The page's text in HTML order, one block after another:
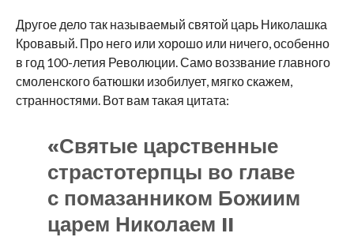
Другое дело так называемый святой царь Николашка
Кровавый. Про него или хорошо или ничего, особенно
в год 100-летия Революции. Само воззвание главного
смоленского батюшки изобилует, мягко скажем,
странностями. Вот вам такая цитата:
«Святые царственные
страстотерпцы во главе
с помазанником Божиим
царем Николаем II